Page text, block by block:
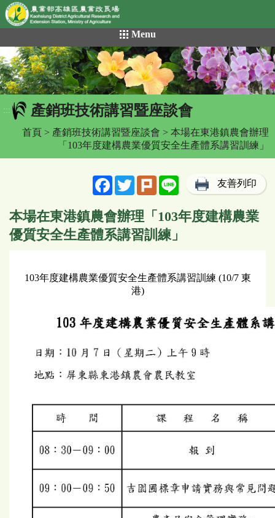
網頁置頂
到
主
要
內
容
區
Menu
::: 產銷班技術講習暨座談會
首頁 > 產銷班技術講習暨座談會 > 本場在東港鎮農會辦理
「103年度建構農業優質安全生產體系講習訓練」
FacebookTwitterPlurk Line 友善列印
本場在東港鎮農會辦理「103年度建構農業
優質安全生產體系講習訓練」
103年度建構農業優質安全生產體系講習訓練 (10/7 東
港)